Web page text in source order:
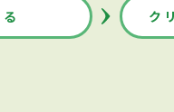
ク